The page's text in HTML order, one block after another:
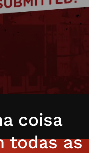
coisa
todas as